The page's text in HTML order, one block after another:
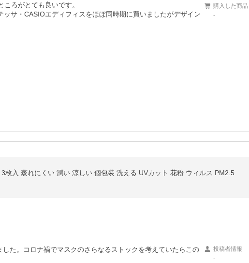
ろがとても良いです。
サ・CASIOエディフィスをほぼ同時期に買いましたがデザイン
購入した商品
-
枚入 蒸れにくい 潤い 涼しい 個包装 洗える UVカット 花粉 ウィルス PM2.5
た。コロナ禍でマスクのさらなるストックを考えていたらこの
投稿者情報
-